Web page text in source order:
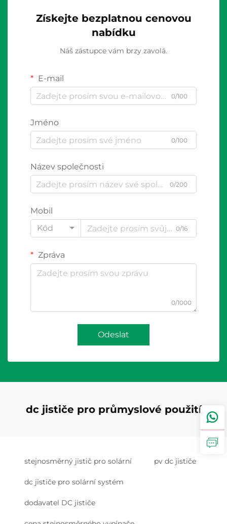
Získejte bezplatnou cenovou
nabídku
Náš zástupce vám brzy zavolá.
E-mail
0/100
Jméno
0/100
Název společnosti
0/200
Mobil
Kód
0/16
Zpráva
0/1000
Odeslat
dc jističe pro průmyslové použití
stejnosměrný jistič pro solární pv dc jističe
dc jističe pro solární systém
dodavatel DC jističe